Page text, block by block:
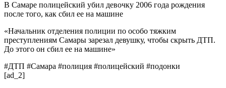
В Самаре полицейский убил девочку 2006 года рождения
после того, как сбил ее на машине
«Начальник отделения полиции по особо тяжким
преступлениям Самары зарезал девушку, чтобы скрыть ДТП.
До этого он сбил ее на машине»
#ДТП #Самара #полиция #полицейский #подонки
[ad_2]